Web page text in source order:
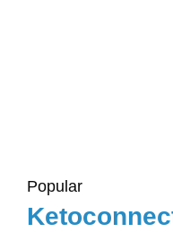
Popular